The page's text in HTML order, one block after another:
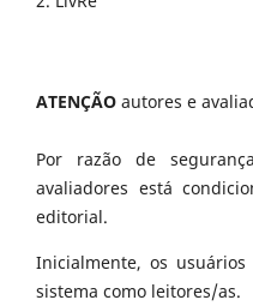
ATENÇÃO autores e
Por razão de
avaliadores está
editorial.
Inicialmente, os
sistema como leitores/as.